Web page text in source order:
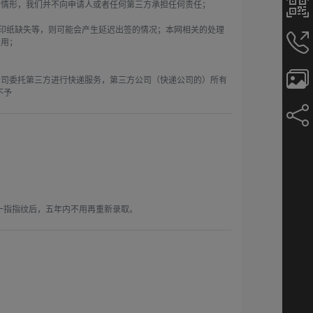
，我们并不向申请人或者任何第三方承担任何责任；
纸缺失等，则可能会产生延迟出签的情况；本网相关的处理
；
委托第三方进行快递服务，第三方公司（快递公司的）所有
予
指纹后，五年内不用再重新录取。